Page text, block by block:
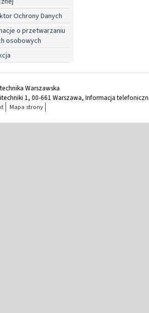
Ochrony Danych
o przetwarzaniu
osobowych
Warszawska
1, 00-661 Warszawa, Informacja
Mapa strony